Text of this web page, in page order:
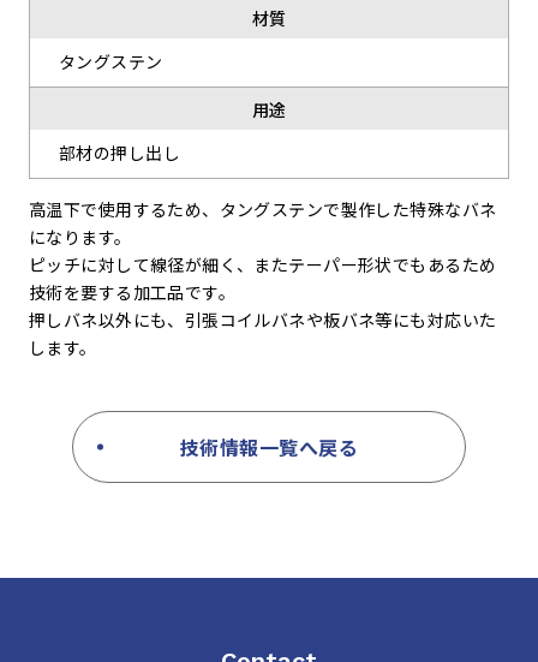
材質
タングステン
用途
部材の押し出し
高温下で使用するため、タングステンで製作した特殊なバネ
になります。
ピッチに対して線径が細く、またテーパー形状でもあるため
技術を要する加工品です。
押しバネ以外にも、引張コイルバネや板バネ等にも対応いた
します。
技術情報一覧へ戻る